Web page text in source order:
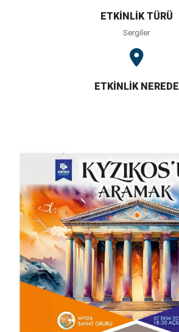
ETKİNLİK TÜRÜ
Sergiler
ETKİNLİK NEREDE